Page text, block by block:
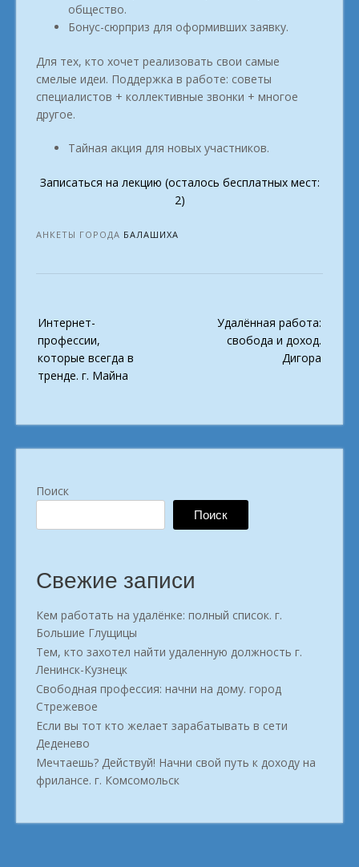
общество.
Бонус-сюрприз для оформивших заявку.
Для тех, кто хочет реализовать свои самые
смелые идеи. Поддержка в работе: советы
специалистов + коллективные звонки + многое
другое.
Тайная акция для новых участников.
Записаться на лекцию (осталось бесплатных мест:
2)
АНКЕТЫ ГОРОДА БАЛАШИХА
navigation
Интернет-
профессии,
которые всегда в
тренде. г. Майна
Удалённая работа:
свобода и доход.
Дигора
Поиск
Поиск
Свежие записи
Кем работать на удалёнке: полный список. г.
Большие Глущицы
Тем, кто захотел найти удаленную должность г.
Ленинск-Кузнецк
Свободная профессия: начни на дому. город
Стрежевое
Если вы тот кто желает зарабатывать в сети
Деденево
Мечтаешь? Действуй! Начни свой путь к доходу на
фрилансе. г. Комсомольск